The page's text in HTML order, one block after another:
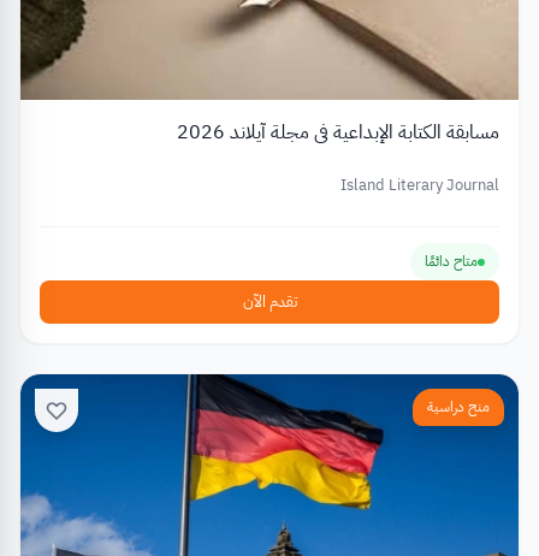
مسابقة الكتابة الإبداعية في مجلة آيلاند 2026
Island Literary Journal
متاح دائمًا
تقدم الآن
منح دراسية